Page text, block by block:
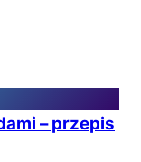
– przepis